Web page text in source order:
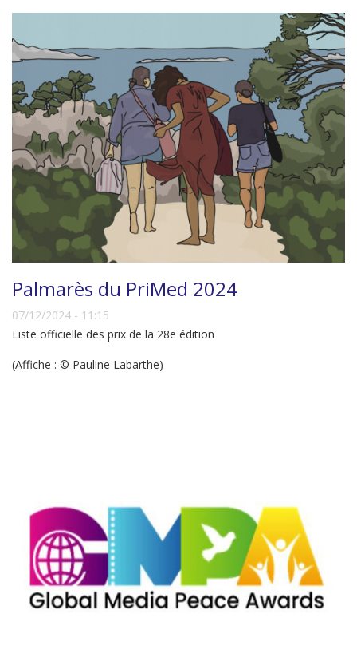
Palmarès du PriMed 2024
07/12/2024 - 11:15
Liste officielle des prix de la 28e édition
(Affiche : © Pauline Labarthe)